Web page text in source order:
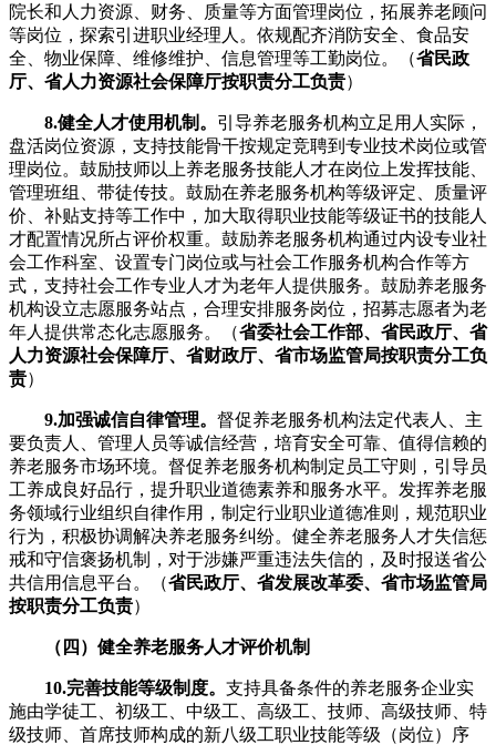
院长和人力资源、财务、质量等方面管理岗位，拓展养老顾问
等岗位，探索引进职业经理人。依规配齐消防安全、食品安
全、物业保障、维修维护、信息管理等工勤岗位。（省民政
厅、省人力资源社会保障厅按职责分工负责）
8.健全人才使用机制。 引导养老服务机构立足用人实际，
盘活岗位资源，支持技能骨干按规定竞聘到专业技术岗位或管
理岗位。鼓励技师以上养老服务技能人才在岗位上发挥技能、
管理班组、带徒传技。鼓励在养老服务机构等级评定、质量评
价、补贴支持等工作中，加大取得职业技能等级证书的技能人
才配置情况所占评价权重。鼓励养老服务机构通过内设专业社
会工作科室、设置专门岗位或与社会工作服务机构合作等方
式，支持社会工作专业人才为老年人提供服务。鼓励养老服务
机构设立志愿服务站点，合理安排服务岗位，招募志愿者为老
年人提供常态化志愿服务。（省委社会工作部、省民政厅、省
人力资源社会保障厅、省财政厅、省市场监管局按职责分工负
责）
9.加强诚信自律管理。 督促养老服务机构法定代表人、主
要负责人、管理人员等诚信经营，培育安全可靠、值得信赖的
养老服务市场环境。督促养老服务机构制定员工守则，引导员
工养成良好品行，提升职业道德素养和服务水平。发挥养老服
务领域行业组织自律作用，制定行业职业道德准则，规范职业
行为，积极协调解决养老服务纠纷。健全养老服务人才失信惩
戒和守信褒扬机制，对于涉嫌严重违法失信的，及时报送省公
共信用信息平台。（省民政厅、省发展改革委、省市场监管局
按职责分工负责）
（四）健全养老服务人才评价机制
10.完善技能等级制度。 支持具备条件的养老服务企业实
施由学徒工、初级工、中级工、高级工、技师、高级技师、特
级技师、首席技师构成的新八级工职业技能等级（岗位）序